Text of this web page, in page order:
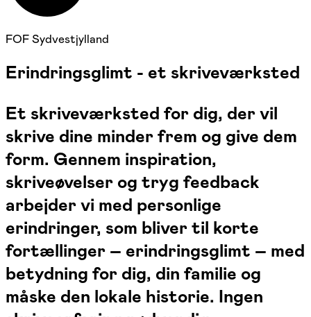
FOF Sydvestjylland
Erindringsglimt - et skriveværksted
Et skriveværksted for dig, der vil
skrive dine minder frem og give dem
form. Gennem inspiration,
skriveøvelser og tryg feedback
arbejder vi med personlige
erindringer, som bliver til korte
fortællinger – erindringsglimt – med
betydning for dig, din familie og
måske den lokale historie. Ingen